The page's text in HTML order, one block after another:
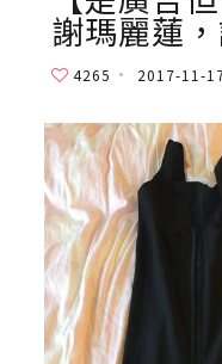
謝瑪麗蓮
4265 2017-11-